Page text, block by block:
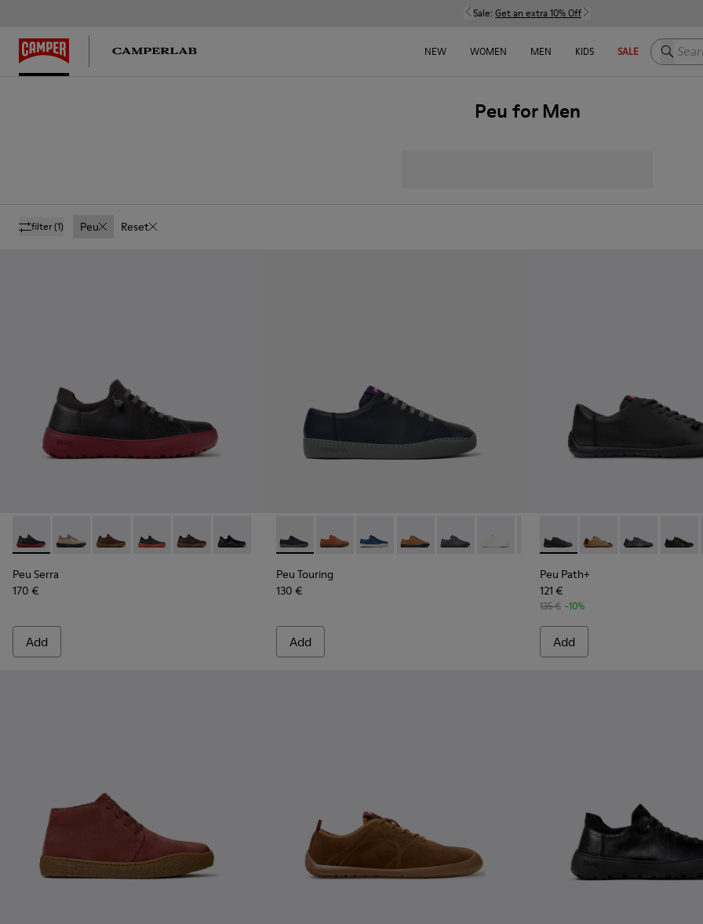
Sale: Get an extra 10% Off
NEW WOMEN MEN KIDS SALE Search
Peu for Men
filter(1) Peu Reset
Peu Serra - K101075-013 - Gray Leather and Textile Shoes for Men.
Peu Serra - K101075-011 - Beige Suede and Textile Shoes for Men.
Peu Serra - K101075-010 - Brown Regenerative Leather and Textile Shoes for Men.
Peu Serra - K101075-007
Peu Serra - K101075-005
Peu Serra - K101075-001 - Black and Gray Regenerative Leather and Textile Shoes for
Peu Serra
170 €
Add
Peu Touring - K100479-051 - Blue Leather Sneakers for Men.
Peu Touring - K100479-062
Peu Touring - K100479-061
Peu Touring - K100479-059
Peu Touring - K100479-058
Peu Touring - K100479-045
Peu Touring - K100479-022
Peu Touring - K100479-
Peu Touring -
Peu
Peu Touring
130 €
Add
Peu Path+ - K101114-002 -
Peu Path+ - K101114-
Peu Path+ -
Peu
Peu Path+
121 €
135 € -10%
Add